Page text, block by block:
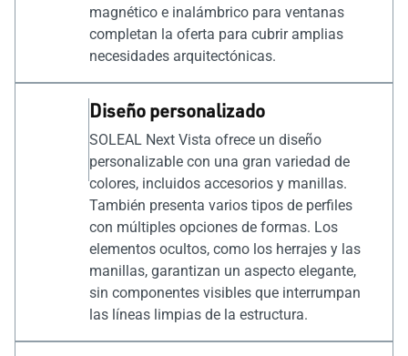
magnético e inalámbrico para ventanas
completan la oferta para cubrir amplias
necesidades arquitectónicas.
Diseño personalizado
SOLEAL Next Vista ofrece un diseño
personalizable con una gran variedad de
colores, incluidos accesorios y manillas.
También presenta varios tipos de perfiles
con múltiples opciones de formas. Los
elementos ocultos, como los herrajes y las
manillas, garantizan un aspecto elegante,
sin componentes visibles que interrumpan
las líneas limpias de la estructura.